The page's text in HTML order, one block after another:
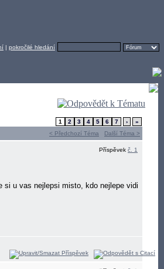
| pokročilé hledání
1 2 3 4 5 6 7 ›
»
< Předchozí Téma Další Téma >
Příspěvek č. 1
si u vas nejlepsi misto, kdo nejlepe vidi